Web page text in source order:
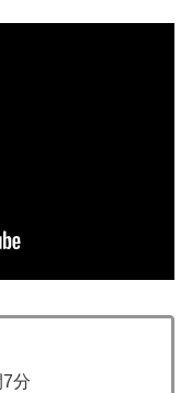
分